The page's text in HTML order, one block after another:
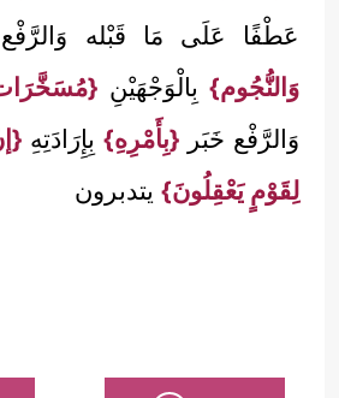
عَطْفًا عَلَى مَا قَبْله وَالرَّفْع
وَالنُّجُوم} بِالْوَجْهَيْنِ
وَالرَّفْع خَبَر {بِأَمْرِهِ} بِإِرَادَتِهِ
لِقَوْمٍ يَعْقِلُونَ} يتدبرون